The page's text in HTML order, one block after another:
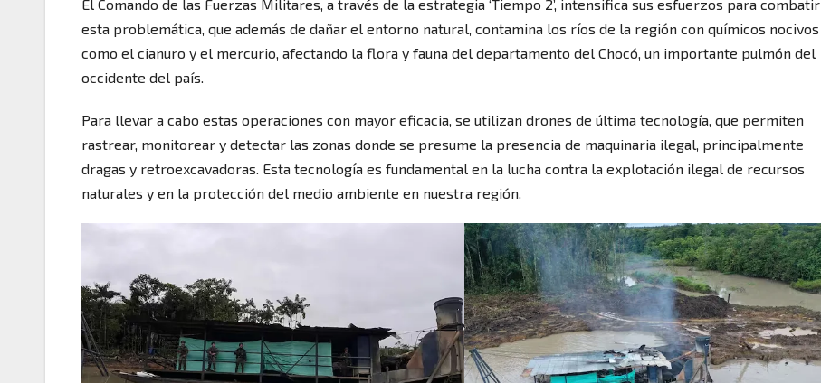
El Comando de las Fuerzas Militares, a través de la estrategia ‘Tiempo 2’, intensifica sus esfuerzos para combatir
esta problemática, que además de dañar el entorno natural, contamina los ríos de la región con químicos nocivos
como el cianuro y el mercurio, afectando la flora y fauna del departamento del Chocó, un importante pulmón del
occidente del país.
Para llevar a cabo estas operaciones con mayor eficacia, se utilizan drones de última tecnología, que permiten
rastrear, monitorear y detectar las zonas donde se presume la presencia de maquinaria ilegal, principalmente
dragas y retroexcavadoras. Esta tecnología es fundamental en la lucha contra la explotación ilegal de recursos
naturales y en la protección del medio ambiente en nuestra región.